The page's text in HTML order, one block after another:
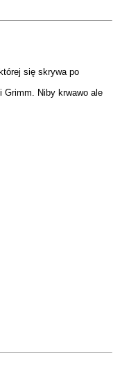
się skrywa po
Grimm. Niby krwawo ale